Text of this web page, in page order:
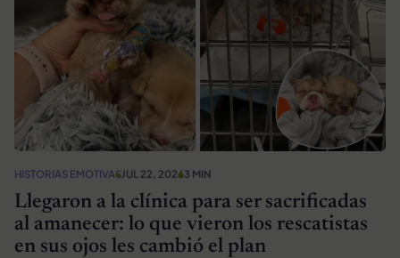
HISTORIAS EMOTIVASJUL 22, 20263 MIN
Llegaron a la clínica para ser sacrificadas
al amanecer: lo que vieron los rescatistas
en sus ojos les cambió el plan